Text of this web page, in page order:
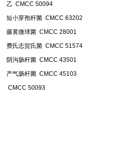
乙 CMCC 50094
短小芽孢杆菌 CMCC 63202
藤黄微球菌 CMCC 28001
费氏志贺氏菌 CMCC 51574
阴沟肠杆菌 CMCC 43501
产气肠杆菌 CMCC 45103
CMCC 50093